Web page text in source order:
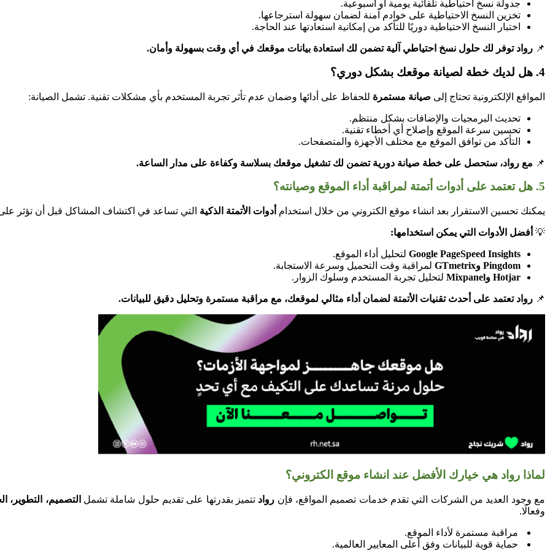
جدولة نسخ احتياطية تلقائية يومية أو أسبوعية.
تخزين النسخ الاحتياطية على خوادم آمنة لضمان سهولة استرجاعها.
اختبار النسخ الاحتياطية دوريًا للتأكد من إمكانية استعادتها عند الحاجة.
📌 رواد توفر لك حلول نسخ احتياطي آلية تضمن لك استعادة بيانات موقعك في أي وقت بسهولة وأمان.
4. هل لديك خطة لصيانة موقعك بشكل دوري؟
المواقع الإلكترونية تحتاج إلى صيانة مستمرة للحفاظ على أدائها وضمان عدم تأثر تجربة المستخدم بأي مشكلات تقنية. تشمل الصيانة:
تحديث البرمجيات والإضافات بشكل منتظم.
تحسين سرعة الموقع وإصلاح أي أخطاء تقنية.
التأكد من توافق الموقع مع مختلف الأجهزة والمتصفحات.
📌 مع رواد، ستحصل على خطة صيانة دورية تضمن لك تشغيل موقعك بسلاسة وكفاءة على مدار الساعة.
5. هل تعتمد على أدوات أتمتة لمراقبة أداء الموقع وصيانته؟
يمكنك تحسين الاستقرار بعد انشاء موقع الكتروني من خلال استخدام أدوات الأتمتة الذكية التي تساعد في اكتشاف المشاكل قبل أن تؤثر
💡 أفضل الأدوات التي يمكن استخدامها:
Google PageSpeed Insights لتحليل أداء الموقع.
Pingdom وGTmetrix
لمراقبة وقت التحميل وسرعة الاستجابة.
Hotjar وMixpanel
لتحليل تجربة المستخدم وسلوك الزوار.
📌 رواد تعتمد على أحدث تقنيات الأتمتة لضمان أداء مثالي لموقعك، مع مراقبة مستمرة وتحليل دقيق للبيانات.
لماذا رواد هي خيارك الأفضل عند انشاء موقع الكتروني؟
مع وجود العديد من الشركات التي تقدم خدمات تصميم المواقع، فإن رواد تتميز بقدرتها على تقديم حلول شاملة تشمل التصميم، التطوير،
وفعالًا.
مراقبة مستمرة لأداء الموقع.
حماية قوية للبيانات وفق أعلى المعايير العالمية.